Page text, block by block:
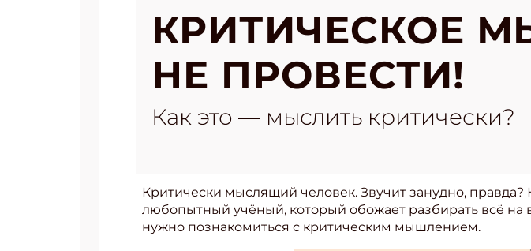
КРИТИЧЕСКОЕ
НЕ ПРОВЕСТИ!
Как это — мыслить критически?
Критически мыслящий человек. Звучит занудно, правда?
любопытный учёный, который обожает разбирать всё на
нужно познакомиться с критическим мышлением.